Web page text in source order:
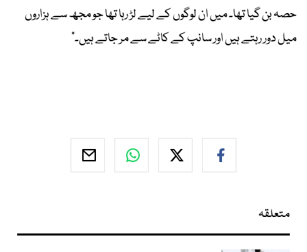
حصہ بن گیا تھا۔ میں ان لوگوں کے لیے لڑ رہا تھا جو مجھ سے ہزاروں
میل دور رہتے ہیں اور سانپ کے کاٹے سے مر جاتے ہیں۔"
متعلقہ